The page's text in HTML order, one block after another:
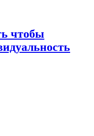
чтобы